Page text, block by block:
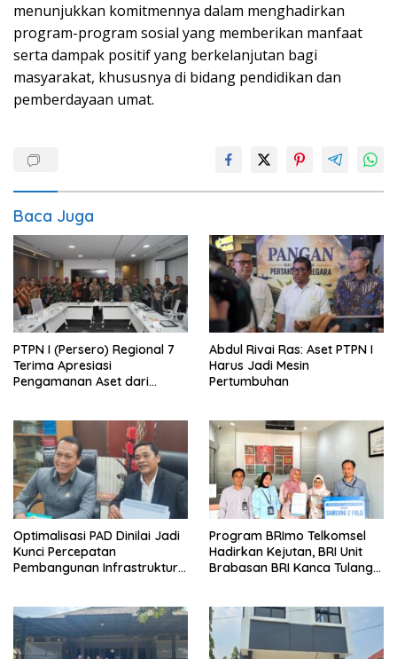
menunjukkan komitmennya dalam menghadirkan
program-program sosial yang memberikan manfaat
serta dampak positif yang berkelanjutan bagi
masyarakat, khususnya di bidang pendidikan dan
pemberdayaan umat.
Baca Juga
PTPN I (Persero) Regional 7
Terima Apresiasi
Pengamanan Aset dari
Abdul Rivai Ras: Aset PTPN I
Harus Jadi Mesin
Pertumbuhan
Optimalisasi PAD Dinilai Jadi
Kunci Percepatan
Pembangunan Infrastruktur
Program BRImo Telkomsel
Hadirkan Kejutan, BRI Unit
Brabasan BRI Kanca Tulang
Mesuji